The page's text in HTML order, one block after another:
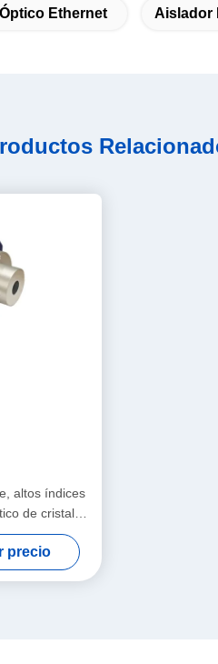
Ethernet Aislador
altos índices
de cristal
aislador
de alta
precio